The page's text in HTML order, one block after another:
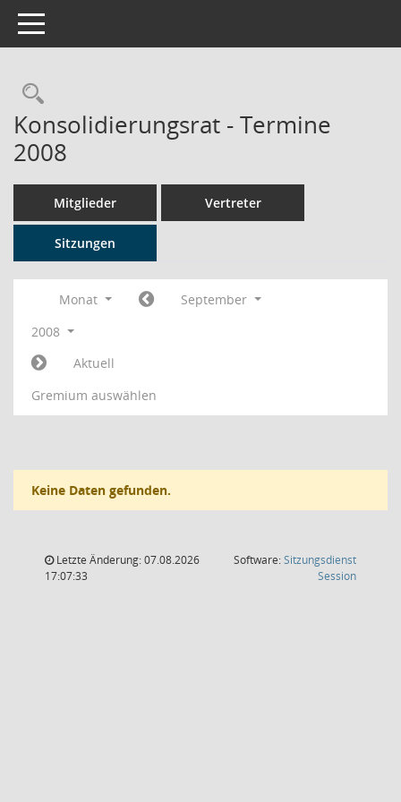
Toggle navigation
Rechercheauswahl
Konsolidierungsrat - Termine
2008
Mitglieder Vertreter
Sitzungen
Monat
September
2008
Aktuell
Gremium auswählen
Keine Daten gefunden.
Letzte Änderung: 07.08.2026
17:07:33
Software:Sitzungsdienst
Session(Wird in